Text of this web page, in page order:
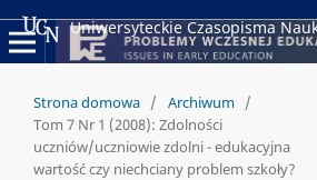
Uniwersyteckie Czasopisma
Strona domowa / Archiwum /
Tom 7 Nr 1 (2008): Zdolności
uczniów/uczniowie zdolni - edukacyjna
wartość czy niechciany problem szkoły?